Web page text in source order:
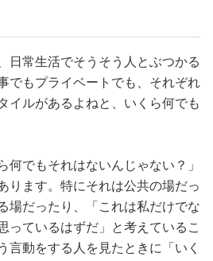
日常生活でそうそう人とぶつかる
でもプライベートでも、それぞれ
イルがあるよねと、いくら何でも
何でもそれはないんじゃない？」
ります。特にそれは公共の場だっ
場だったり、「これは私だけでな
っているはずだ」と考えているこ
言動をする人を見たときに「いく